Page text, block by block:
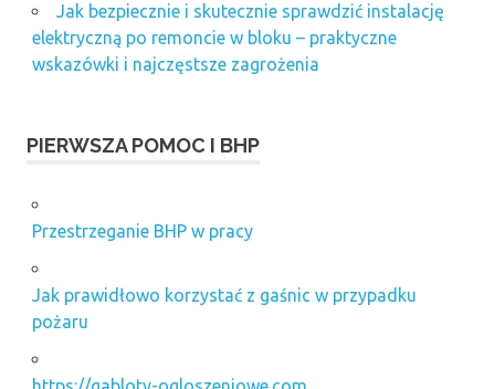
Jak bezpiecznie i skutecznie sprawdzić instalację
elektryczną po remoncie w bloku – praktyczne
wskazówki i najczęstsze zagrożenia
PIERWSZA POMOC I BHP
Przestrzeganie BHP w pracy
Jak prawidłowo korzystać z gaśnic w przypadku
pożaru